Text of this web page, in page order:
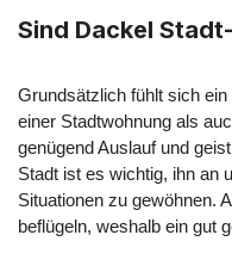
Sind Dackel
Grundsätzlich fühlt sich ein
einer Stadtwohnung als
genügend Auslauf und
Stadt ist es wichtig, ihn an
Situationen zu gewöhnen.
beflügeln, weshalb ein gut